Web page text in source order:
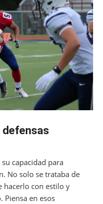
defensas
capacidad para
No solo se trataba de
hacerlo con estilo y
Piensa en esos